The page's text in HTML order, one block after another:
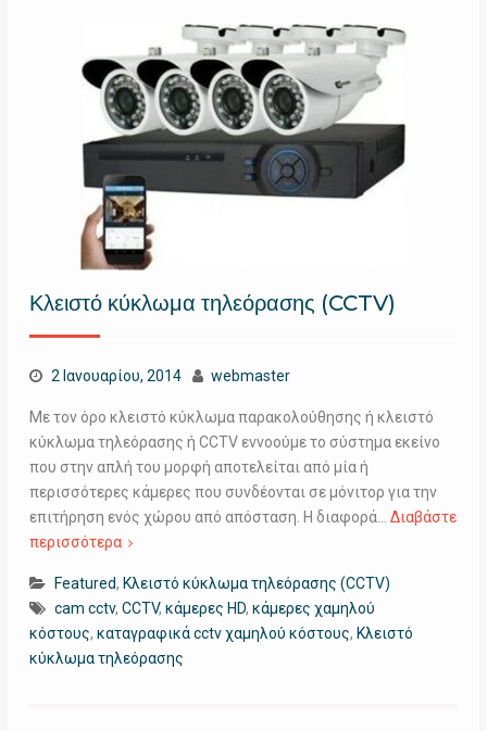
Κλειστό κύκλωμα τηλεόρασης (CCTV)
2 Ιανουαρίου, 2014 webmaster
Με τον όρο κλειστό κύκλωμα παρακολούθησης ή κλειστό
κύκλωμα τηλεόρασης ή CCTV εννοούμε το σύστημα εκείνο
που στην απλή του μορφή αποτελείται από μία ή
περισσότερες κάμερες που συνδέονται σε μόνιτορ για την
επιτήρηση ενός χώρου από απόσταση. Η διαφορά… Διαβάστε
περισσότερα
Featured, Κλειστό κύκλωμα τηλεόρασης (CCTV)
cam cctv, CCTV, κάμερες HD, κάμερες χαμηλού
κόστους, καταγραφικά cctv χαμηλού κόστους, Κλειστό
κύκλωμα τηλεόρασης